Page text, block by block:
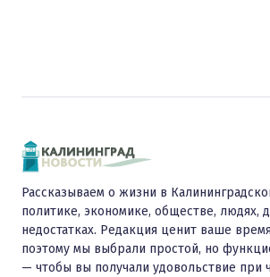
Рассказываем о жизни в
политике, экономике, обществе, людях,
недостатках. Редакция ценит ваше
поэтому мы выбрали простой, но
— чтобы вы получали удовольствие при